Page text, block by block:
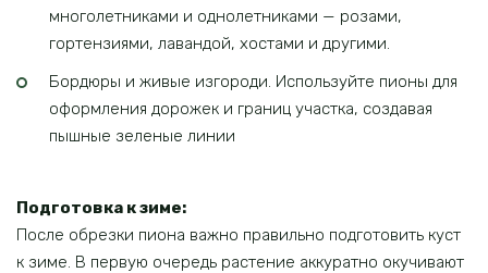
многолетниками и однолетниками — розами,
гортензиями, лавандой, хостами и другими.
Бордюры и живые изгороди. Используйте пионы для
оформления дорожек и границ участка, создавая
пышные зеленые линии
Подготовка к зиме:
После обрезки пиона важно правильно подготовить куст
к зиме. В первую очередь растение аккуратно окучивают